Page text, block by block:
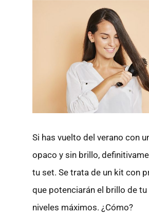
Si has vuelto del verano con
opaco y sin brillo,
tu set. Se trata de un kit con
que potenciarán el brillo de tu
niveles máximos. ¿Cómo?